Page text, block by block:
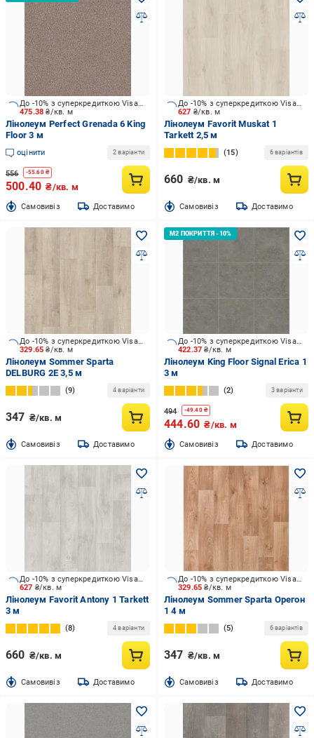
475.38₴/кв. м
До -10% з суперкредиткою Visa Вигода
Лінолеум Perfect Grenada 6 King
Floor 3 м
оцінити 2 варіанти
556 -55.60₴
500.40 ₴/кв. м
Cамовивіз Доставимо
627 ₴/кв. м
До -10% з суперкредиткою Visa Вигода
Лінолеум Favorit Muskat 1
Tarkett 2,5 м
15 6 варіантів
660 ₴/кв. м
Cамовивіз Доставимо
329.65₴/кв. м
До -10% з суперкредиткою Visa Вигода
Лінолеум Sommer Sparta
DELBURG 2E 3,5 м
9 4 варіанти
347 ₴/кв. м
Cамовивіз Доставимо
422.37₴/кв. м
До -10% з суперкредиткою Visa Вигода
Лінолеум King Floor Signal Erica 1
3 м
2 3 варіанти
494 -49.40₴
444.60 ₴/кв. м
Cамовивіз Доставимо
627 ₴/кв. м
До -10% з суперкредиткою Visa Вигода
Лінолеум Favorit Antony 1 Tarkett
3 м
8 4 варіанти
660 ₴/кв. м
Cамовивіз Доставимо
329.65₴/кв. м
До -10% з суперкредиткою Visa Вигода
Лінолеум Sommer Sparta Орегон
1 4 м
5 6 варіантів
347 ₴/кв. м
Cамовивіз Доставимо